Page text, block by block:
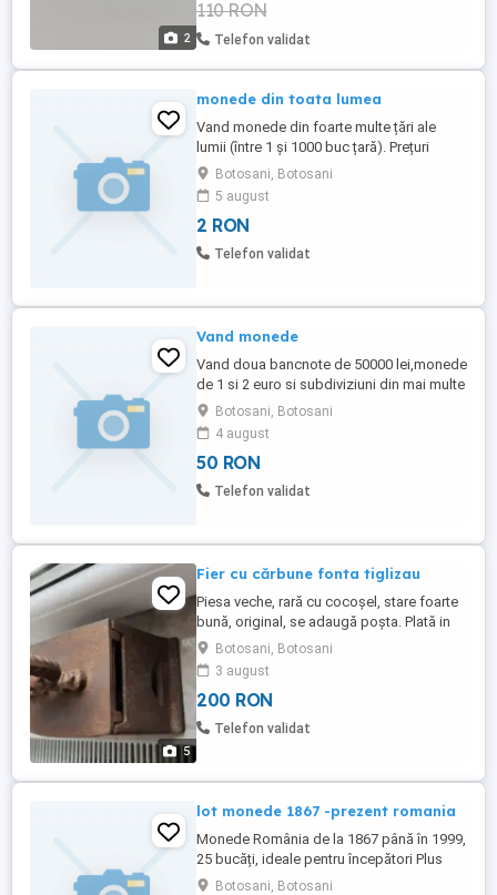
2
110 RON
Telefon validat
monede din toata lumea
Vand monede din foarte multe țări ale
lumii (între 1 și 1000 buc țară). Prețuri
începând de la 1,50 lei buc. Cei interesati
să lase mesaj cu tara ,valoarea, anul,
monetaria, varianta dorită. Lista de mai jos
poate varia de la o zi la alta- întrebați în
prealabil Lista țărilor : România, Italia,
Botosani, Botosani
5 august
2 RON
Telefon validat
Vand monede
Vand doua bancnote de 50000 lei,monede
de 1 si 2 euro si subdiviziuni din mai multe
tari din UE.
Botosani, Botosani
4 august
50 RON
Telefon validat
5
Fier cu cărbune fonta tiglizau
Piesa veche, rară cu cocoșel, stare foarte
bună, original, se adaugă poșta. Plată in
cont brd
Botosani, Botosani
3 august
200 RON
Telefon validat
lot monede 1867 -prezent romania
Monede România de la 1867 până în 1999,
25 bucăți, ideale pentru începători Plus
posta la cerere poze
Botosani, Botosani